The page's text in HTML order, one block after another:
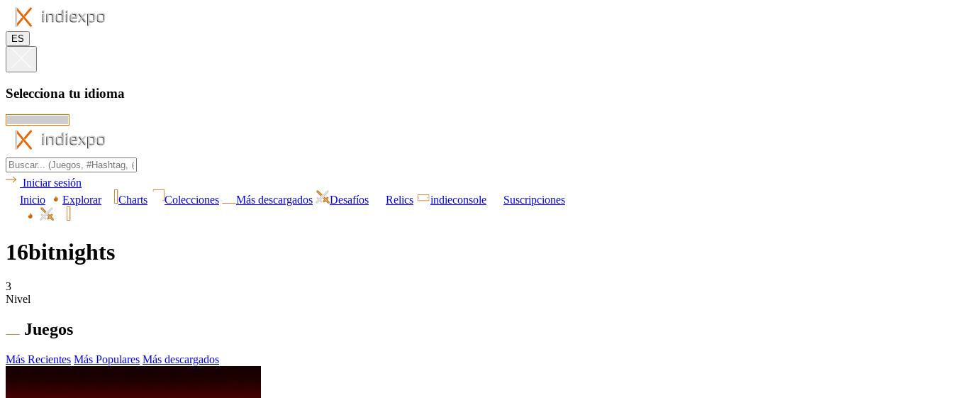
ES
Selecciona tu idioma
Iniciar sesión
Inicio
Explorar Charts Colecciones Más descargados Desafíos Relics indieconsole Suscripciones
16bitnights
3
Nivel
Juegos
Más Recientes Más Populares Más descargados